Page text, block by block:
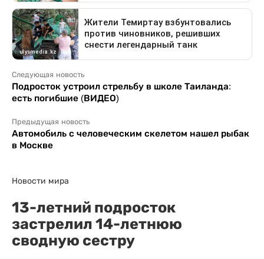
Следующая новость
Подросток устроил стрельбу в школе Таиланда:
есть погибшие (ВИДЕО)
Предыдущая новость
Автомобиль с человеческим скелетом нашел рыбак
в Москве
Новости мира
13-летний подросток
застрелил 14-летнюю
сводную сестру